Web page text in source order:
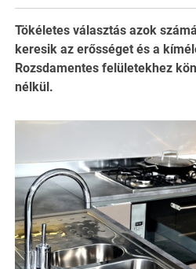
Tökéletes választás azok
keresik az erősséget és a
Rozsdamentes felületekhez
nélkül.